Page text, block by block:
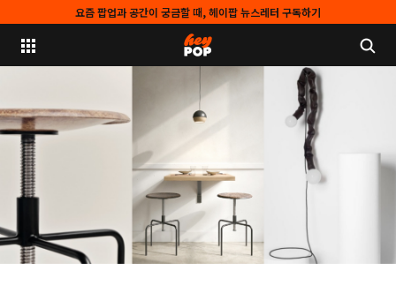
요즘 팝업과 공간이 궁금할 때, 헤이팝 뉴스레터 구독하기